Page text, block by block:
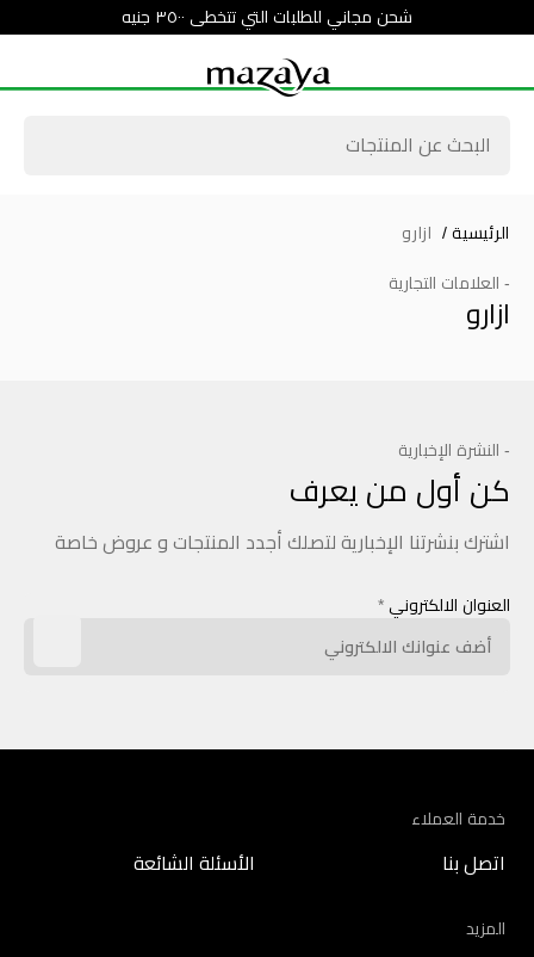
شحن مجاني للطلبات التي تتخطى ٣٥٠٠ جنيه
الرئيسية / ازارو
- العلامات التجارية
ازارو
- النشرة الإخبارية
كن أول من يعرف
اشترك بنشرتنا الإخبارية لتصلك أجدد المنتجات و عروض خاصة
العنوان الالكتروني *
خدمة العملاء
اتصل بنا الأسئلة الشائعة
المزيد